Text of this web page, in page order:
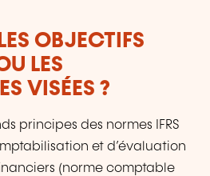
OBJECTIFS
LES
VISÉES ?
principes des normes IFRS
et d’évaluation
(norme comptable